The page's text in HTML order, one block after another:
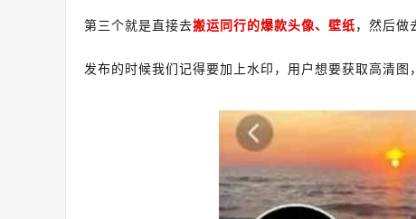
第三个就是直接去搬运同行的爆款头像、壁纸，然后做
发布的时候我们记得要加上水印，用户想要获取高清图